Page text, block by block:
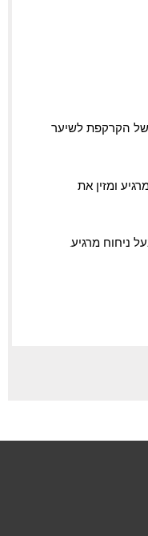
של הקרקפת לשיער
ומזין את
ניחוח מרגיע.